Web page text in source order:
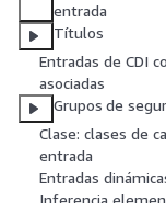
entrada
Títulos
Entradas de CDI
asociadas
Grupos de
Clase: clases de
entrada
Entradas